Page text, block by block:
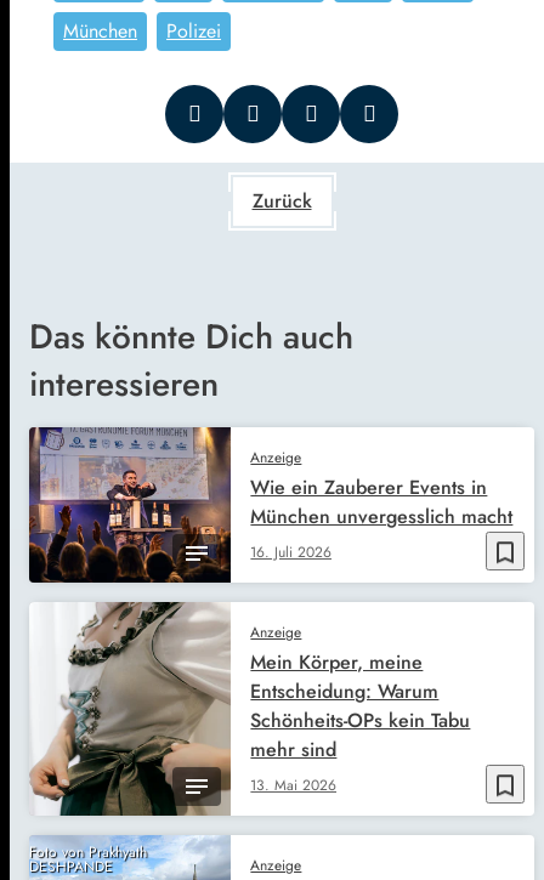
München
Polizei
Zurück
Das könnte Dich auch
interessieren
bookmark_border
Anzeige
16. Juli 2026
Wie ein Zauberer Events in
München unvergesslich macht
bookmark_border
Anzeige
13. Mai 2026
Mein Körper, meine
Entscheidung: Warum
Schönheits-OPs kein Tabu
mehr sind
Foto von Prakhyath
DESHPANDE Anzeige